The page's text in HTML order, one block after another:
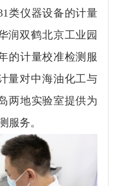
类仪器设备的计量
润双鹤北京工业园
的计量校准检测服
量对中海油化工与
两地实验室提供为
服务。